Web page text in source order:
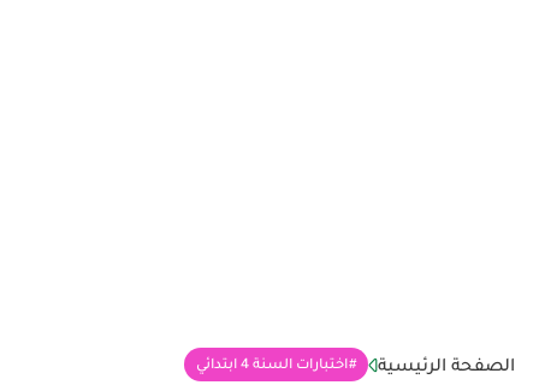
الصفحة الرئيسية اختبارات السنة 4 ابتدائي